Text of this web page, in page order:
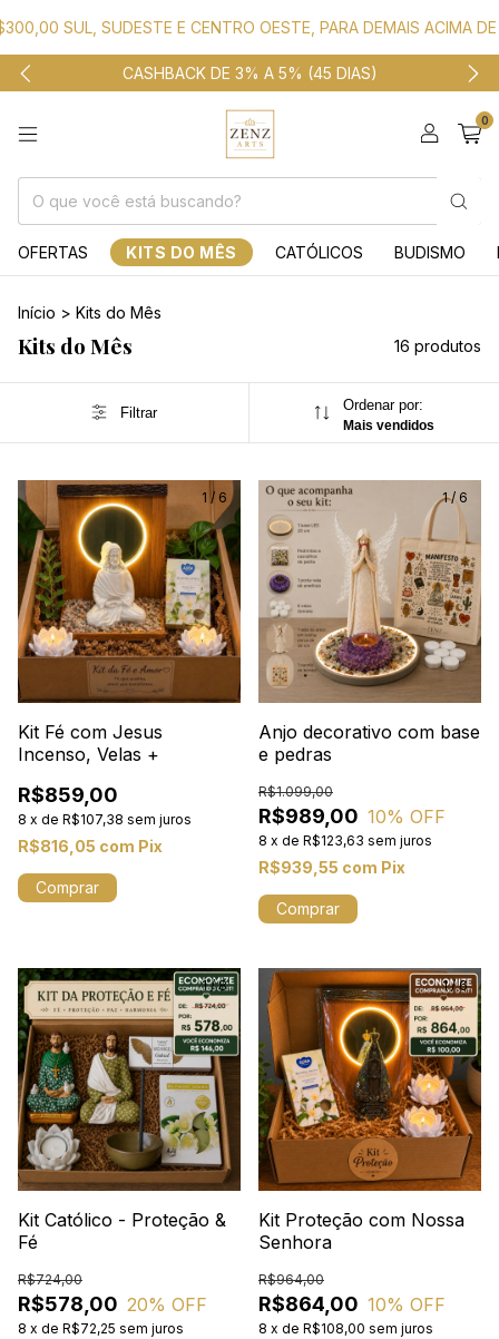
SUDESTE E CENTRO OESTE, PARA DEMAIS ACIMA DE
CASHBACK DE 3% A 5% (45 DIAS)
0
OFERTAS KITS DO MÊS CATÓLICOS BUDISMO
Início > Kits do Mês
Kits do Mês 16 produtos
Filtrar Ordenar por:
Mais vendidos
1 / 6
Kit Fé com Jesus
Incenso, Velas +
R$859,00
8 x de R$107,38 sem juros
R$816,05 com Pix
1/6
Anjo decorativo com base
e pedras
R$989,00
R$1.099,00
10% OFF
8 x de R$123,63 sem juros
R$939,55 com Pix
1/8
Kit Católico - Proteção &
Fé
R$578,00
R$724,00
20% OFF
8 x de R$72,25 sem juros
1/6
Kit Proteção com Nossa
Senhora
R$864,00
R$964,00
10% OFF
8 x de R$108,00 sem juros